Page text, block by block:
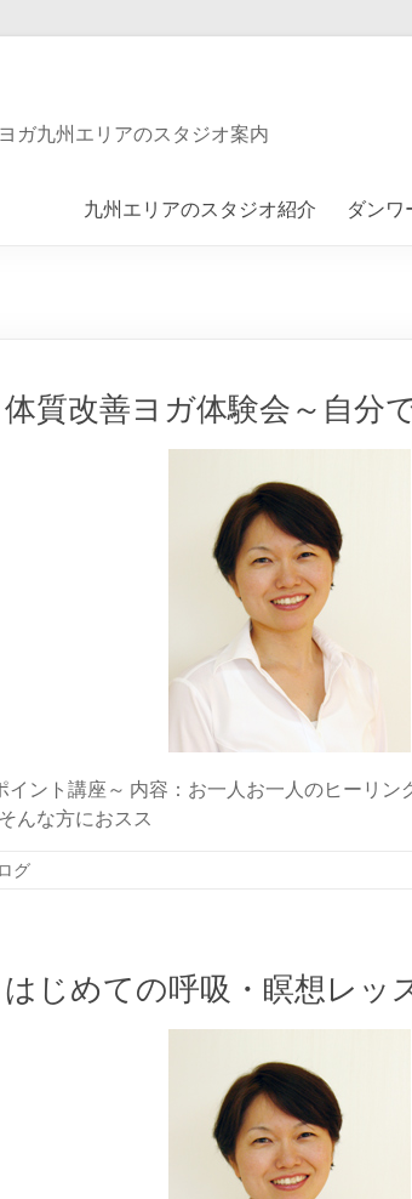
ガ九州エリアのスタジオ案内
九州エリアのスタジオ紹介 ダンワ
質改善ヨガ体験会～自
ント講座～ 内容：お一人お一人のヒーリ
んな方におスス
グ
じめての呼吸・瞑想レ